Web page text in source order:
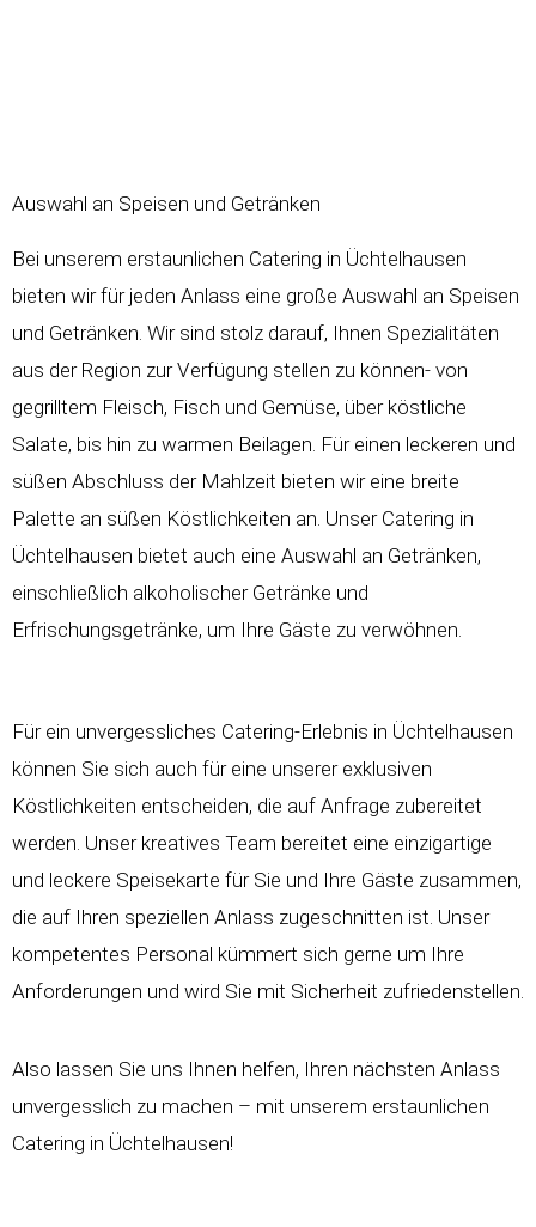
Auswahl an Speisen und Getränken
Bei unserem erstaunlichen Catering in Üchtelhausen
bieten wir für jeden Anlass eine große Auswahl an Speisen
und Getränken. Wir sind stolz darauf, Ihnen Spezialitäten
aus der Region zur Verfügung stellen zu können- von
gegrilltem Fleisch, Fisch und Gemüse, über köstliche
Salate, bis hin zu warmen Beilagen. Für einen leckeren und
süßen Abschluss der Mahlzeit bieten wir eine breite
Palette an süßen Köstlichkeiten an. Unser Catering in
Üchtelhausen bietet auch eine Auswahl an Getränken,
einschließlich alkoholischer Getränke und
Erfrischungsgetränke, um Ihre Gäste zu verwöhnen.
Für ein unvergessliches Catering-Erlebnis in Üchtelhausen
können Sie sich auch für eine unserer exklusiven
Köstlichkeiten entscheiden, die auf Anfrage zubereitet
werden. Unser kreatives Team bereitet eine einzigartige
und leckere Speisekarte für Sie und Ihre Gäste zusammen,
die auf Ihren speziellen Anlass zugeschnitten ist. Unser
kompetentes Personal kümmert sich gerne um Ihre
Anforderungen und wird Sie mit Sicherheit zufriedenstellen.
Also lassen Sie uns Ihnen helfen, Ihren nächsten Anlass
unvergesslich zu machen – mit unserem erstaunlichen
Catering in Üchtelhausen!